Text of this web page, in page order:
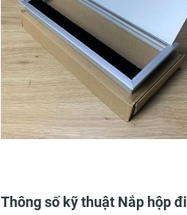
Thông số kỹ thuật Nắp hộp